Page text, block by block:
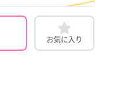
お気に入り